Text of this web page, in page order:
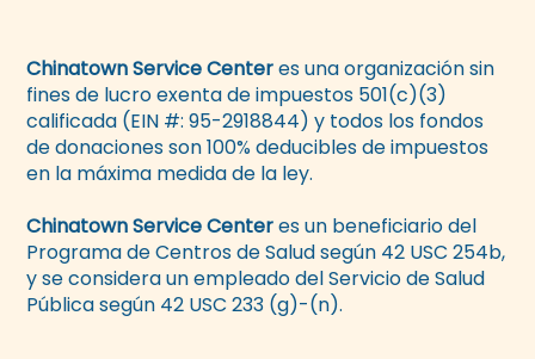
Chinatown Service Centeres una organización sin
fines de lucro exenta de impuestos 501(c)(3)
calificada (EIN #: 95-2918844) y todos los fondos
de donaciones son 100% deducibles de impuestos
en la máxima medida de la ley.
Chinatown Service Centeres un beneficiario del
Programa de Centros de Salud según 42 USC 254b,
y se considera un empleado del Servicio de Salud
Pública según 42 USC 233 (g)-(n).